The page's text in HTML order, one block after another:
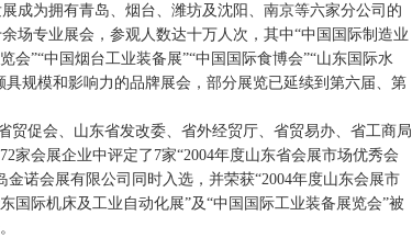
成为拥有青岛、烟台、潍坊及沈阳、南京等六家分公司的
场专业展会，参观人数达十万人次，其中“中国国际制造业
会”“中国烟台工业装备展”“中国国际食博会”“山东国际水
规模和影响力的品牌展会，部分展览已延续到第六届、第
促会、山东省发改委、省外经贸厅、省贸易办、省工商局
家会展企业中评定了7家“2004年度山东省会展市场优秀会
诺会展有限公司同时入选，并荣获“2004年度山东会展市
国际机床及工业自动化展”及“中国国际工业装备展览会”被